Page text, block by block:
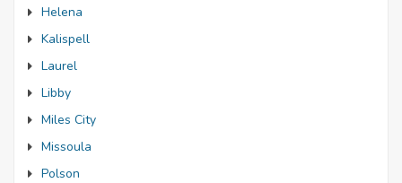
Helena
Kalispell
Laurel
Libby
Miles City
Missoula
Polson